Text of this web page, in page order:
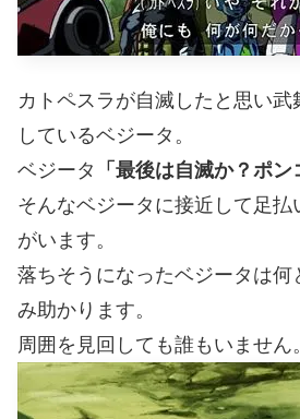
カトペスラが自滅したと思い武
しているベジータ。
ベジータ
「最後は自滅か？ポン
そんなベジータに接近して足
がいます。
落ちそうになったベジータは何
み助かります。
周囲を見回しても誰もいません。